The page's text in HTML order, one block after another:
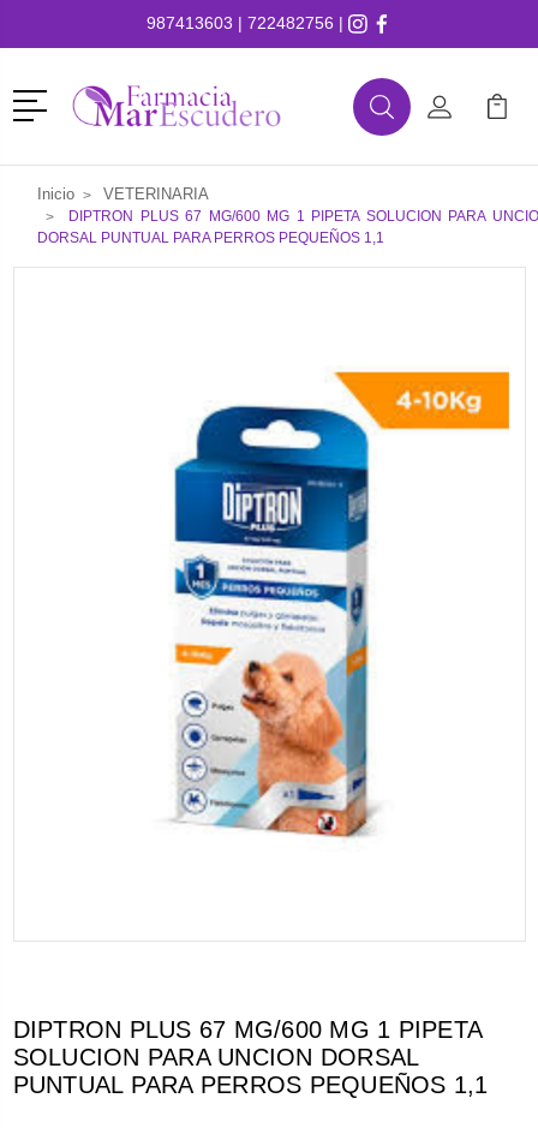
987413603 | 722482756 |
Menú
BuscarMi Cuenta
Mi
Inicio VETERINARIA
DIPTRON PLUS 67 MG/600 MG 1 PIPETA SOLUCION PARA
DORSAL PUNTUAL PARA PERROS PEQUEÑOS 1,1
DIPTRON PLUS 67 MG/600 MG 1 PIPETA
SOLUCION PARA UNCION DORSAL
PUNTUAL PARA PERROS PEQUEÑOS 1,1